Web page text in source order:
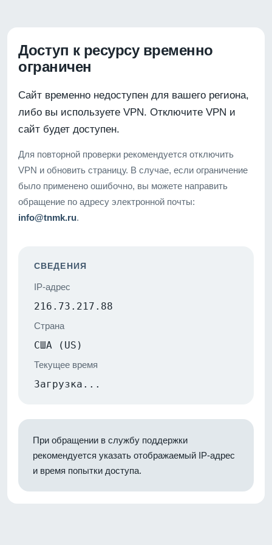
Доступ к ресурсу временно
ограничен
Сайт временно недоступен для вашего региона,
либо вы используете VPN. Отключите VPN и
сайт будет доступен.
Для повторной проверки рекомендуется отключить
VPN и обновить страницу. В случае, если ограничение
было применено ошибочно, вы можете направить
обращение по адресу электронной почты:
info@tnmk.ru.
СВЕДЕНИЯ
IP-адрес
216.73.217.88
Страна
США (US)
Текущее время
Загрузка...
При обращении в службу поддержки
рекомендуется указать отображаемый IP-адрес
и время попытки доступа.